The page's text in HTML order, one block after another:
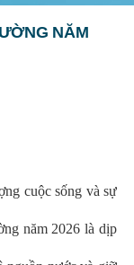
NĂM
cuộc sống và sự
năm 2026 là dịp